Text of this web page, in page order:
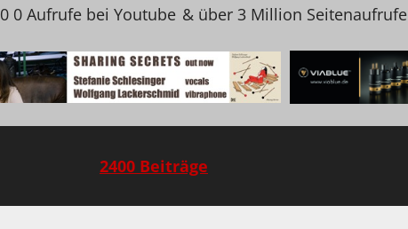
0 Aufrufe bei Youtube & über 3 Million Seitenaufrufe
2400 Beiträge